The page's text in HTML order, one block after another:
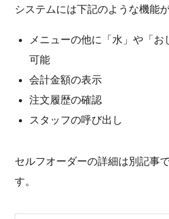
システムには下記のような機能
メニューの他に「水」や「
可能
会計金額の表示
注文履歴の確認
スタッフの呼び出し
セルフオーダーの詳細は別記事
す。